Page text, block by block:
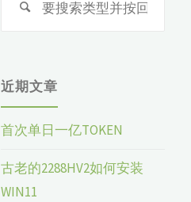
近期文章
首次单日一亿TOKEN
古老的2288HV2如何安装
WIN11